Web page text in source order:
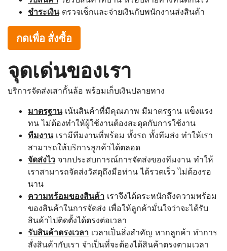
ชำระเงินตรวจเช็กและจ่ายเงินกับพนักงานส่งสินค้า
กดเพื่อ สั่งซื้อ
จุดเด่นของเรา
บริการจัดส่งเสากั้นล้อ พร้อมเก็บเงินปลายทาง
มาตรฐานเน้นสินค้าที่มีคุณภาพ มีมาตรฐาน แข็งแรง
ทน ไม่ต้องทำให้ผู้ใช้งานต้องสะดุดกับการใช้งาน
ทีมงานเรามีทีมงานที่พร้อม ทั้งรถ ทั้งทีมส่ง ทำให้เรา
สามารถให้บริการลูกค้าได้ตลอด
จัดส่งไว จากประสบการณ์การจัดส่งของทีมงาน ทำให้
เราสามารถจัดส่งวัสดุถึงมือท่าน ได้รวดเร็ว ไม่ต้องรอ
นาน
ความพร้อมของสินค้า เราจึงได้ตระหนักถึงความพร้อม
ของสินค้าในการจัดส่ง เพื่อให้ลูกค้ามั่นใจว่าจะได้รับ
สินค้าไปติดตั้งได้ตรงต่อเวลา
รับสินค้าตรงเวลา เวลาเป็นสิ่งสำคัญ หากลูกค้า ทำการ
สั่งสินค้ากับเรา จำเป็นที่จะต้องได้สินค้าตรงตามเวลา